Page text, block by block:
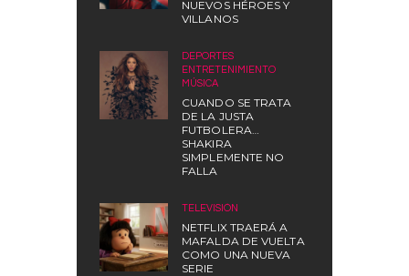
NUEVOS HÉROES Y
VILLANOS
DEPORTES
ENTRETENIMIENTO
MÚSICA
CUANDO SE TRATA
DE LA JUSTA
FUTBOLERA…
SHAKIRA
SIMPLEMENTE NO
FALLA
TELEVISIÓN
NETFLIX TRAERÁ A
MAFALDA DE VUELTA
COMO UNA NUEVA
SERIE